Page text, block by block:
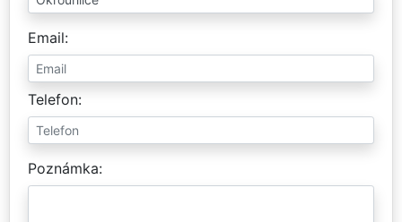
Email
Telefon
Poznámka